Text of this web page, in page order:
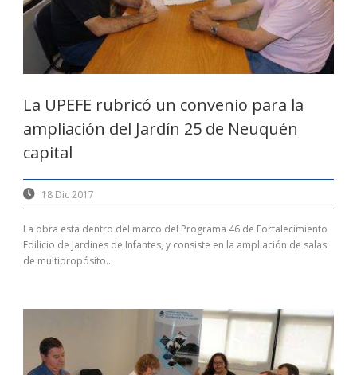
La UPEFE rubricó un convenio para la
ampliación del Jardín 25 de Neuquén
capital
18 Dic 2017
La obra esta dentro del marco del Programa 46 de Fortalecimiento
Edilicio de Jardines de Infantes, y consiste en la ampliación de salas
de multipropósito...